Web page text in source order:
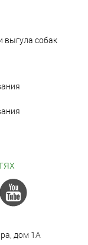
выгула собак
дом 1А